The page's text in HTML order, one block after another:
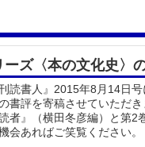
ーズ〈本の文化史〉
読書人』2015年8月14日
書評を寄稿させていただ
者』（横田冬彦編）と第2
会あればご笑覧ください。